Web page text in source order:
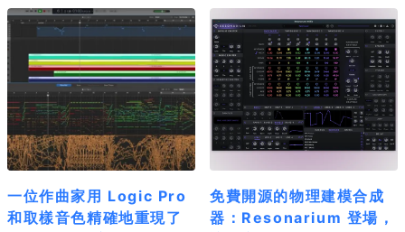
一位作曲家用 Logic Pro
和取樣音色精確地重現了
免費開源的物理建模合成
器：Resonarium 登場，